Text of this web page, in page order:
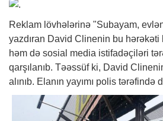
Reklam lövhələrinə "Subayam,
yazdıran David Clinenin bu
həm də sosial media istifadəçiləri
qarşılanıb. Təəssüf ki, David
alınıb. Elanın yayımı polis tərəfində